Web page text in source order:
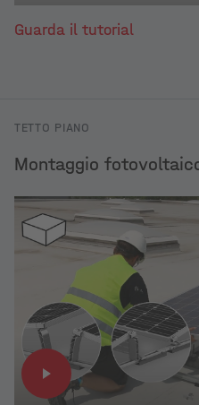
Guarda il tutorial
TETTO PIANO
Montaggio